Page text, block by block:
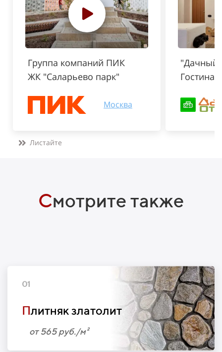
Группа компаний ПИК
ЖК "Саларьево парк"
Москва
"Дачный
Гостиная
Листайте
Смотрите также
01
Плитняк златолит
от 565 руб./м²